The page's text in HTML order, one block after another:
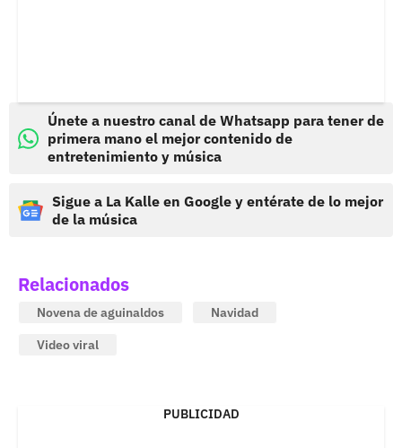
Únete a nuestro canal de Whatsapp para tener de
primera mano el mejor contenido de
entretenimiento y música
Sigue a La Kalle en Google y entérate de lo mejor
de la música
Relacionados
Novena de aguinaldos
Navidad
Video viral
PUBLICIDAD